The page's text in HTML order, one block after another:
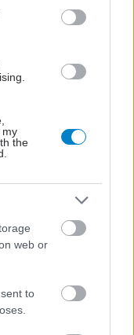
my
the
web or
to
καλοκαίρι
χρόνο, το
ελλείψεων